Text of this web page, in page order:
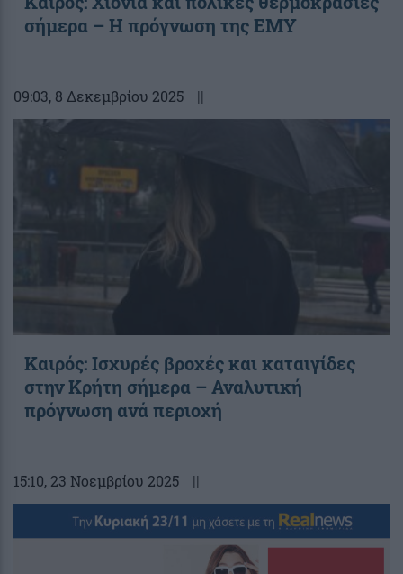
σήμερα – Η πρόγνωση της ΕΜΥ
09:03, 8 Δεκεμβρίου 2025 ||
Καιρός: Ισχυρές βροχές και καταιγίδες
στην Κρήτη σήμερα – Αναλυτική
πρόγνωση ανά περιοχή
15:10, 23 Νοεμβρίου 2025 ||